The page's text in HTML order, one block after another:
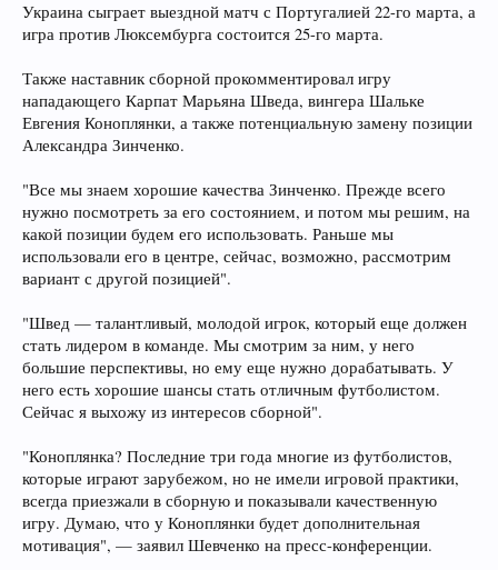
Украина сыграет выездной матч с Португалией 22-го марта, а
игра против Люксембурга состоится 25-го марта.
Также наставник сборной прокомментировал игру
нападающего Карпат Марьяна Шведа, вингера Шальке
Евгения Коноплянки, а также потенциальную замену позиции
Александра Зинченко.
"Все мы знаем хорошие качества Зинченко. Прежде всего
нужно посмотреть за его состоянием, и потом мы решим, на
какой позиции будем его использовать. Раньше мы
использовали его в центре, сейчас, возможно, рассмотрим
вариант с другой позицией".
"Швед — талантливый, молодой игрок, который еще должен
стать лидером в команде. Мы смотрим за ним, у него
большие перспективы, но ему еще нужно дорабатывать. У
него есть хорошие шансы стать отличным футболистом.
Сейчас я выхожу из интересов сборной".
"Коноплянка? Последние три года многие из футболистов,
которые играют зарубежом, но не имели игровой практики,
всегда приезжали в сборную и показывали качественную
игру. Думаю, что у Коноплянки будет дополнительная
мотивация", — заявил Шевченко на пресс-конференции.